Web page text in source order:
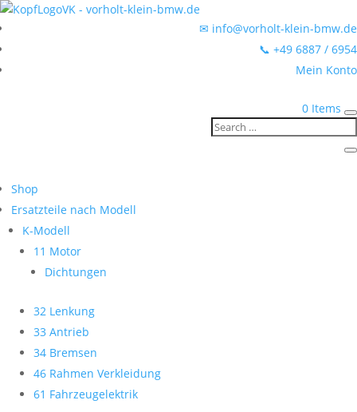
✉ info@vorholt-klein-bmw.de
📞 +49 6887 / 6954
Mein Konto
0 Items
Shop
Ersatzteile nach Modell
K-Modell
11 Motor
Dichtungen
32 Lenkung
33 Antrieb
34 Bremsen
46 Rahmen Verkleidung
61 Fahrzeugelektrik